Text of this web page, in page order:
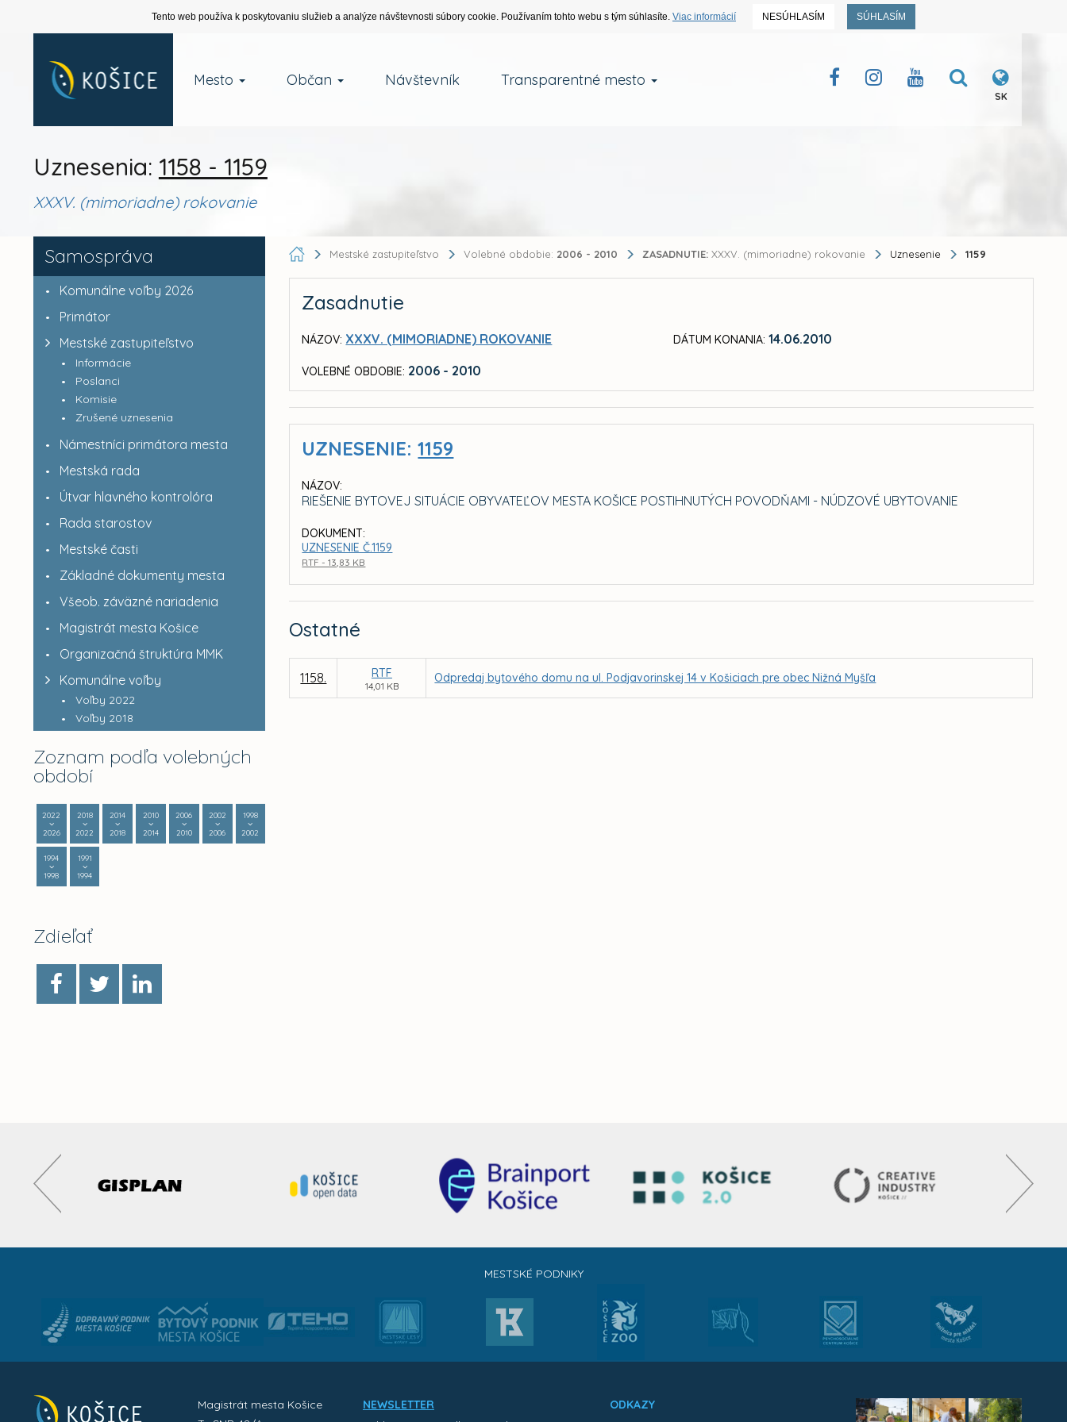
Tento web používa k poskytovaniu služieb a analýze návštevnosti súbory cookie. Používaním tohto webu s tým súhlasíte. Viac informácií NESÚHLASÍM SÚHLASÍM
Mesto Občan Návštevník Transparentné mesto
SK
Uznesenia: 1158 - 1159
XXXV. (mimoriadne) rokovanie
Samospráva
Komunálne voľby 2026
Primátor
Mestské zastupiteľstvo
Informácie
Poslanci
Komisie
Zrušené uznesenia
Námestníci primátora mesta
Mestská rada
Útvar hlavného kontrolóra
Rada starostov
Mestské časti
Základné dokumenty mesta
Všeob. záväzné nariadenia
Magistrát mesta Košice
Organizačná štruktúra MMK
Komunálne voľby
Voľby 2022
Voľby 2018
Zoznam podľa volebných
období
2022
2026
2018
2022
2014
2018
2010
2014
2006
2010
2002
2006
1998
2002
1994
1998
1991
1994
Zdieľať
Mestské zastupiteľstvo Volebné obdobie: 2006 - 2010 ZASADNUTIE: XXXV. (mimoriadne) rokovanie Uznesenie 1159
Zasadnutie
NÁZOV: XXXV. (MIMORIADNE) ROKOVANIE
VOLEBNÉ OBDOBIE: 2006 - 2010
DÁTUM KONANIA: 14.06.2010
UZNESENIE:1159
NÁZOV:
RIEŠENIE BYTOVEJ SITUÁCIE OBYVATEĽOV MESTA KOŠICE POSTIHNUTÝCH POVODŇAMI - NÚDZOVÉ UBYTOVANIE
DOKUMENT:
UZNESENIE Č.1159
RTF - 13,83 KB
Ostatné
1158. RTF
14,01 KB
Odpredaj bytového domu na ul. Podjavorinskej 14 v Košiciach pre obec Nižná Myšľa
MESTSKÉ PODNIKY
Magistrát mesta Košice
NEWSLETTER
ODKAZY